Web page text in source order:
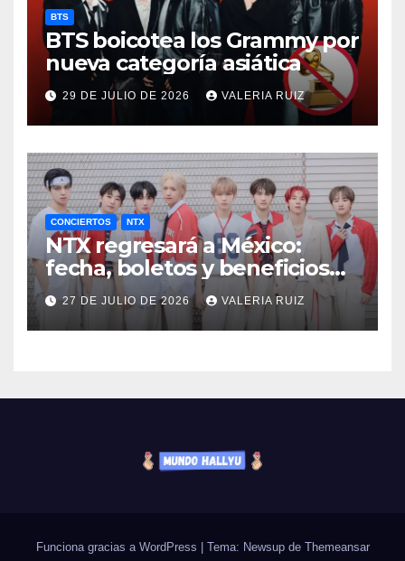
BTS
BTS boicotea los Grammy por
nueva categoría asiática
29 DE JULIO DE 2026 VALERIA RUIZ
CONCIERTOS NTX
NTX regresará a México:
fecha, boletos y beneficios
VIP27 DE JULIO DE 2026 VALERIA RUIZ
Funciona gracias a WordPress Tema: Newsup de Themeansar